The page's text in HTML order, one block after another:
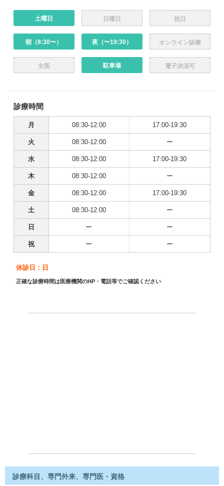
土曜日 日曜日 祝日
朝（8:30〜） 夜（〜19:30） オンライン診療
女医 駐車場 電子決済可
診療時間
月 08:30-12:00 17:00-19:30
火 08:30-12:00 ー
水 08:30-12:00 17:00-19:30
木 08:30-12:00 ー
金 08:30-12:00 17:00-19:30
土 08:30-12:00 ー
日 ー ー
祝 ー ー
休診日：日
正確な診療時間は医療機関のHP・電話等でご確認ください
診療科目、専門外来、専門医・資格